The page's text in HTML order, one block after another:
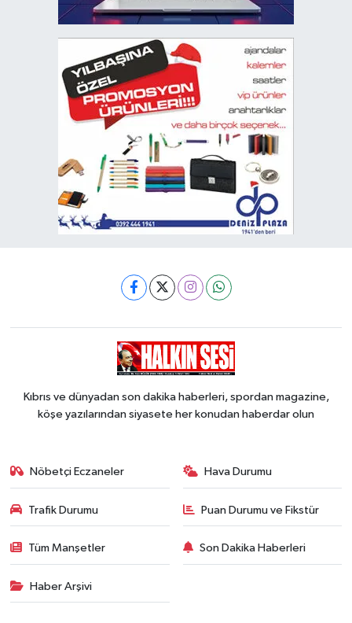
Kıbrıs ve dünyadan son dakika haberleri, spordan magazine,
köşe yazılarından siyasete her konudan haberdar olun
Nöbetçi Eczaneler Hava Durumu
Trafik Durumu Puan Durumu ve Fikstür
Tüm Manşetler Son Dakika Haberleri
Haber Arşivi